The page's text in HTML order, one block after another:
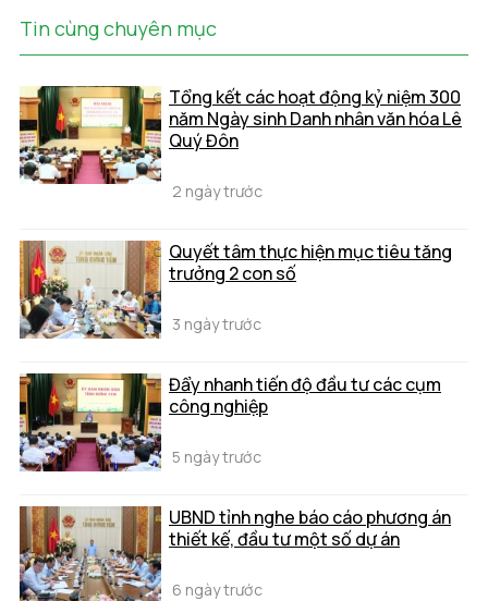
Tin cùng chuyên mục
Tổng kết các hoạt động kỷ niệm 300
năm Ngày sinh Danh nhân văn hóa Lê
Quý Đôn
2 ngày trước
Quyết tâm thực hiện mục tiêu tăng
trưởng 2 con số
3 ngày trước
Đẩy nhanh tiến độ đầu tư các cụm
công nghiệp
5 ngày trước
UBND tỉnh nghe báo cáo phương án
thiết kế, đầu tư một số dự án
6 ngày trước